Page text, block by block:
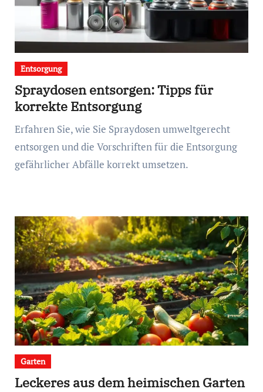
Entsorgung
Spraydosen entsorgen: Tipps für
korrekte Entsorgung
Erfahren Sie, wie Sie Spraydosen umweltgerecht
entsorgen und die Vorschriften für die Entsorgung
gefährlicher Abfälle korrekt umsetzen.
Garten
Leckeres aus dem heimischen Garten